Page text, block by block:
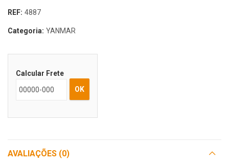
REF: 4887
Categoria: YANMAR
Calcular Frete
OK
AVALIAÇÕES (0)